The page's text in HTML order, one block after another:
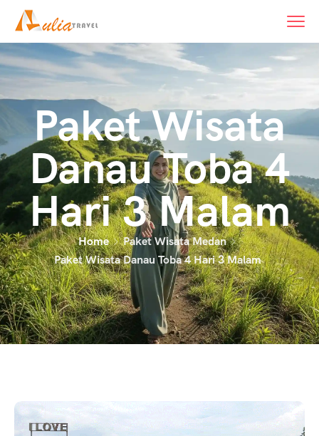
Paket Wisata
Danau Toba 4
Hari 3 Malam
Home
Paket Wisata Medan
Paket Wisata Danau Toba 4 Hari 3 Malam